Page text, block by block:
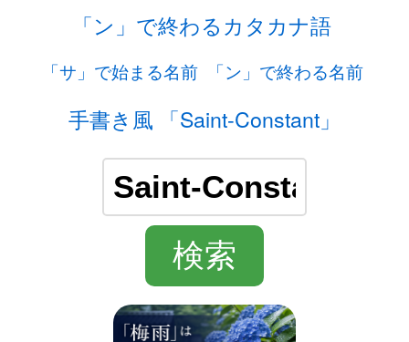
「ン」で終わるカタカナ語
「サ」で始まる名前 「ン」で終わる名前
手書き風 「Saint-Constant」